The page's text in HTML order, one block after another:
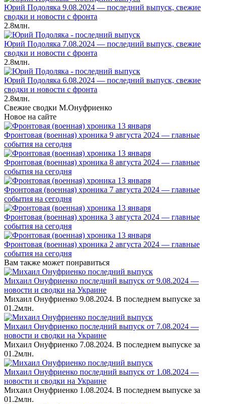
Юрий Подоляка 9.08.2024 — последний выпуск, свежие
сводки и новости с фронта
2.8млн.
Юрий Подоляка 7.08.2024 — последний выпуск, свежие
сводки и новости с фронта
2.8млн.
Юрий Подоляка 6.08.2024 — последний выпуск, свежие
сводки и новости с фронта
2.8млн.
Свежие сводки М.Онуфриенко
Новое на сайте
Фронтовая (военная) хроника 9 августа 2024 — главные
события на сегодня
Фронтовая (военная) хроника 8 августа 2024 — главные
события на сегодня
Фронтовая (военная) хроника 7 августа 2024 — главные
события на сегодня
Фронтовая (военная) хроника 3 августа 2024 — главные
события на сегодня
Фронтовая (военная) хроника 2 августа 2024 — главные
события на сегодня
Вам также может понравиться
Михаил Онуфриенко последний выпуск от 9.08.2024 —
новости и сводки на Украине
Михаил Онуфриенко 9.08.2024. В последнем выпуске за
01.2млн.
Михаил Онуфриенко последний выпуск от 7.08.2024 —
новости и сводки на Украине
Михаил Онуфриенко 7.08.2024. В последнем выпуске за
01.2млн.
Михаил Онуфриенко последний выпуск от 1.08.2024 —
новости и сводки на Украине
Михаил Онуфриенко 1.08.2024. В последнем выпуске за
01.2млн.